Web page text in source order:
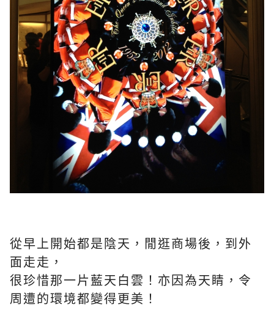
從早上開始都是陰天，閒逛商場後，到外
面走走，
很珍惜那一片藍天白雲！亦因為天睛，令
周遭的環境都變得更美！